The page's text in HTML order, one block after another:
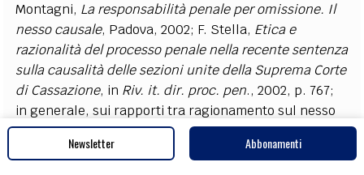
Montagni, La responsabilità penale per omissione. Il
nesso causale, Padova, 2002; F. Stella, Etica e
razionalità del processo penale nella recente sentenza
sulla causalità delle sezioni unite della Suprema Corte
di Cassazione, in Riv. it. dir. proc. pen., 2002, p. 767;
in generale, sui rapporti tra ragionamento sul nesso
di causalità e regole del giudizio, vedi G. Canzio,Prova
scientifica, ragionamento probatorio e libero
Newsletter Abbonamenti